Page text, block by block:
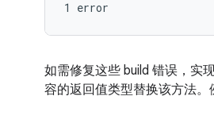
如需修复这些 build 错误，实
容的返回值类型替换该方法。